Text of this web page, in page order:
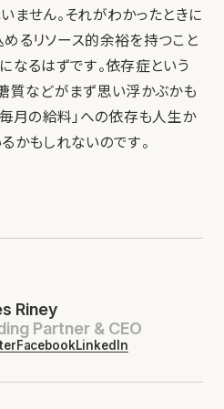
ません。それがわかったときに
るリソース的余裕を持つこと
なるはずです。依存症という
質などがまず思い浮かぶかも
毎月の給料」への依存も人生か
かもしれないのです。
Riney
Partner & CEO
FacebookLinkedIn